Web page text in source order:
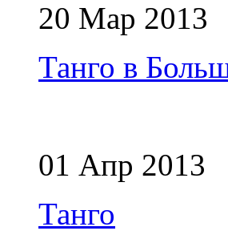
20 Мар 2013
Танго в
01 Апр 2013
Танго